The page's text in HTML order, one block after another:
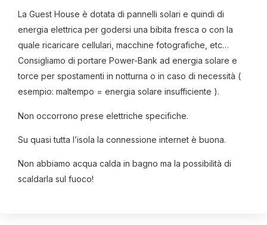
La Guest House è dotata di pannelli solari e quindi di
energia elettrica per godersi una bibita fresca o con la
quale ricaricare cellulari, macchine fotografiche, etc…
Consigliamo di portare Power-Bank ad energia solare e
torce per spostamenti in notturna o in caso di necessità (
esempio: maltempo = energia solare insufficiente ).
Non occorrono prese elettriche specifiche.
Su quasi tutta l’isola la connessione internet è buona.
Non abbiamo acqua calda in bagno ma la possibilità di
scaldarla sul fuoco!